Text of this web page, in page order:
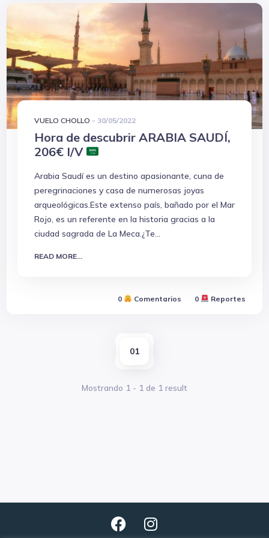
VUELO CHOLLO - 30/05/2022
Hora de descubrir ARABIA SAUDÍ,
206€ I/V
Arabia Saudí es un destino apasionante, cuna de
peregrinaciones y casa de numerosas joyas
arqueológicas.Este extenso país, bañado por el Mar
Rojo, es un referente en la historia gracias a la
ciudad sagrada de La Meca.¿Te...
READ MORE...
0 Comentarios 0 Reportes
01
Mostrando 1 - 1 de 1 result